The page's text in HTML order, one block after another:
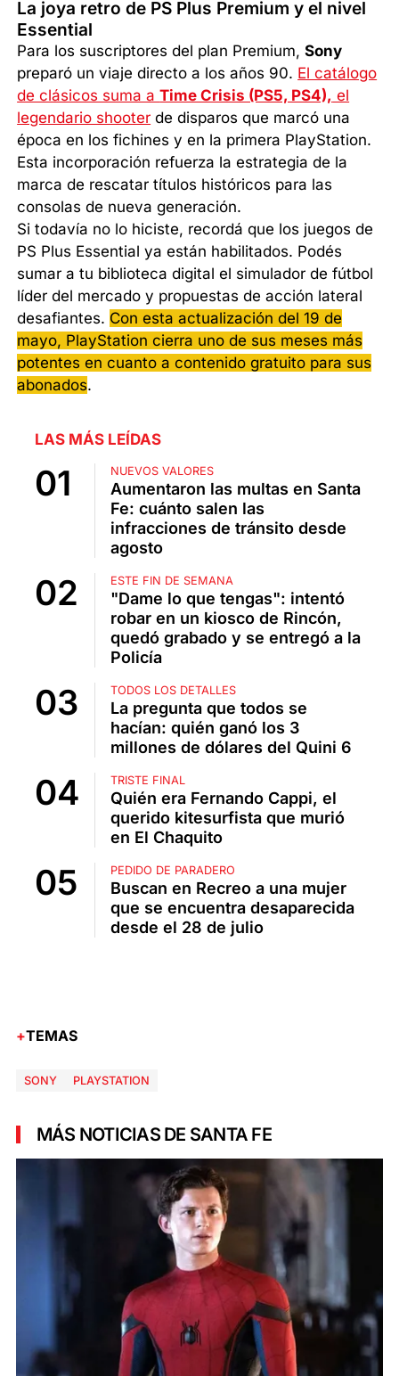
La joya retro de PS Plus Premium y el nivel
Essential
Para los suscriptores del plan Premium,Sony
preparó un viaje directo a los años 90. El catálogo
de clásicos suma aTime Crisis (PS5, PS4), el
legendario shooter de disparos que marcó una
época en los fichines y en la primera PlayStation.
Esta incorporación refuerza la estrategia de la
marca de rescatar títulos históricos para las
consolas de nueva generación.
Si todavía no lo hiciste, recordá que los juegos de
PS Plus Essential ya están habilitados. Podés
sumar a tu biblioteca digital el simulador de fútbol
líder del mercado y propuestas de acción lateral
desafiantes. Con esta actualización del 19 de
mayo, PlayStation cierra uno de sus meses más
potentes en cuanto a contenido gratuito para sus
abonados.
LAS MÁS LEÍDAS
NUEVOS VALORES
Aumentaron las multas en Santa
Fe: cuánto salen las
infracciones de tránsito desde
agosto
ESTE FIN DE SEMANA
"Dame lo que tengas": intentó
robar en un kiosco de Rincón,
quedó grabado y se entregó a la
Policía
TODOS LOS DETALLES
La pregunta que todos se
hacían: quién ganó los 3
millones de dólares del Quini 6
TRISTE FINAL
Quién era Fernando Cappi, el
querido kitesurfista que murió
en El Chaquito
PEDIDO DE PARADERO
Buscan en Recreo a una mujer
que se encuentra desaparecida
desde el 28 de julio
TEMAS
SONY PLAYSTATION
MÁS NOTICIAS DE SANTA FE